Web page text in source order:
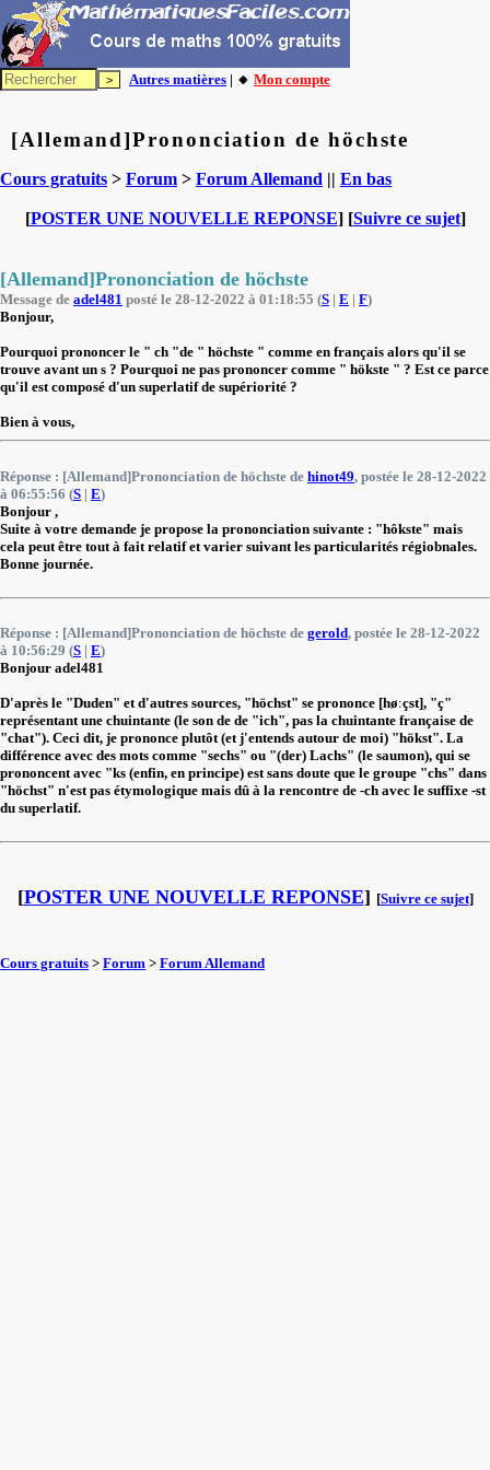
Autres matières | 🔸 Mon compte
[Allemand]Prononciation de höchste
Cours gratuits > Forum > Forum Allemand || En bas
[POSTER UNE NOUVELLE REPONSE] [Suivre ce sujet]
[Allemand]Prononciation de höchste
Message de adel481 posté le 28-12-2022 à 01:18:55 (S | E | F)
Bonjour,
Pourquoi prononcer le " ch "de " höchste " comme en français alors qu'il se
trouve avant un s ? Pourquoi ne pas prononcer comme " hökste " ? Est ce parce
qu'il est composé d'un superlatif de supériorité ?
Bien à vous,
Réponse : [Allemand]Prononciation de höchste de hinot49, postée le 28-12-2022
à 06:55:56 (S | E)
Bonjour ,
Suite à votre demande je propose la prononciation suivante : "hôkste" mais
cela peut être tout à fait relatif et varier suivant les particularités régiobnales.
Bonne journée.
Réponse : [Allemand]Prononciation de höchste de gerold, postée le 28-12-2022
à 10:56:29 (S | E)
Bonjour adel481
D'après le "Duden" et d'autres sources, "höchst" se prononce [høːçst], "ç"
représentant une chuintante (le son de de "ich", pas la chuintante française de
"chat"). Ceci dit, je prononce plutôt (et j'entends autour de moi) "hökst". La
différence avec des mots comme "sechs" ou "(der) Lachs" (le saumon), qui se
prononcent avec "ks (enfin, en principe) est sans doute que le groupe "chs" dans
"höchst" n'est pas étymologique mais dû à la rencontre de -ch avec le suffixe -st
du superlatif.
[POSTER UNE NOUVELLE REPONSE] [Suivre ce sujet]
Cours gratuits > Forum > Forum Allemand